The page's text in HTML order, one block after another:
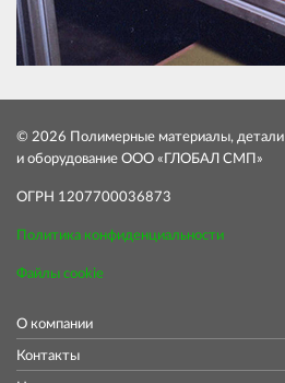
© 2026 Полимерные материалы, детали
и оборудование ООО «ГЛОБАЛ СМП»
ОГРН 1207700036873
Политика конфиденциальности
Файлы cookie
О компании
Контакты